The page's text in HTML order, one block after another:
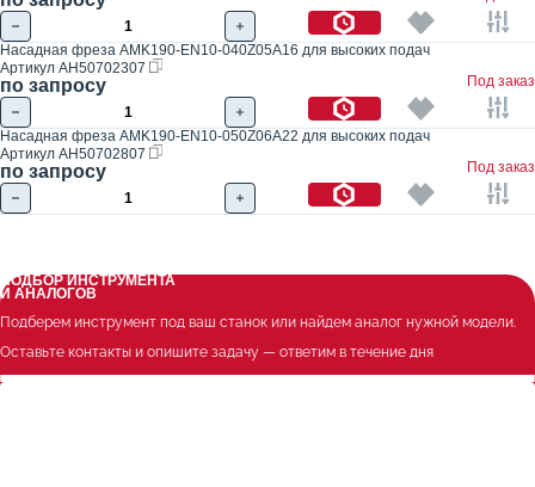
Насадная фреза AMK190-EN10-040Z05A16 для высоких подач
Артикул AH50702307
по запросу Под заказ
Насадная фреза AMK190-EN10-050Z06A22 для высоких подач
Артикул AH50702807
по запросу Под заказ
ПОДБОР ИНСТРУМЕНТА
И АНАЛОГОВ
Подберем инструмент под ваш станок или найдем аналог нужной модели.
Оставьте контакты и опишите задачу — ответим в течение дня